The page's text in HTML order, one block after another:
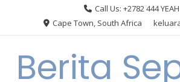
Call Us: +2782 444 YEAH
Cape Town, South Africa
Berita